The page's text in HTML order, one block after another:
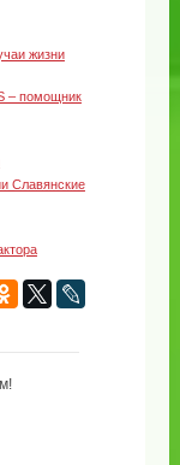
жизни
– помощник
Славянские